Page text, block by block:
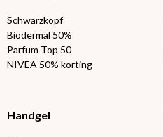
Schwarzkopf
Biodermal 50%
Parfum Top 50
NIVEA 50% korting
Handgel